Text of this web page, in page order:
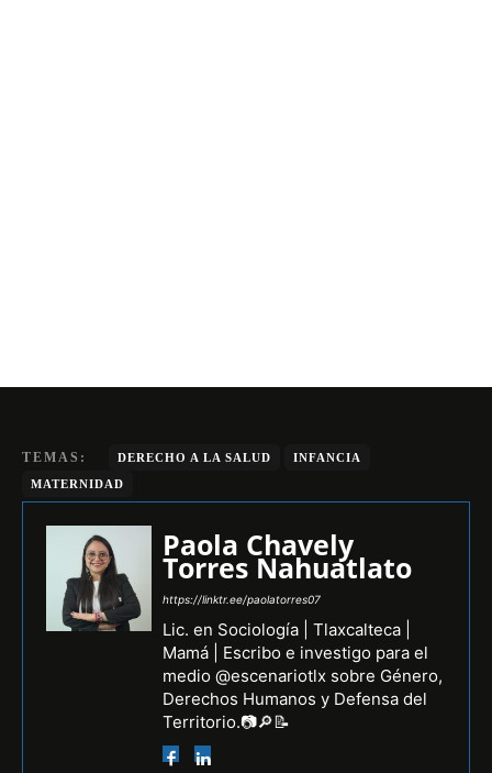
TEMAS: DERECHO A LA SALUD
INFANCIA
MATERNIDAD
Paola Chavely
Torres Nahuatlato
https://linktr.ee/paolatorres07
Lic. en Sociología | Tlaxcalteca |
Mamá | Escribo e investigo para el
medio @escenariotlx sobre Género,
Derechos Humanos y Defensa del
Territorio.📷🔎📝